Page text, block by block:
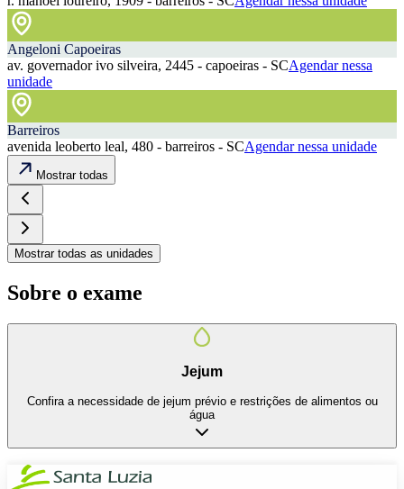
Angeloni Capoeiras
av. governador ivo silveira, 2445 - capoeiras - SCAgendar nessa
unidade
Barreiros
avenida leoberto leal, 480 - barreiros - SCAgendar nessa unidade
Mostrar todas
Mostrar todas as unidades
Sobre o exame
Jejum
Confira a necessidade de jejum prévio e restrições de alimentos ou
água